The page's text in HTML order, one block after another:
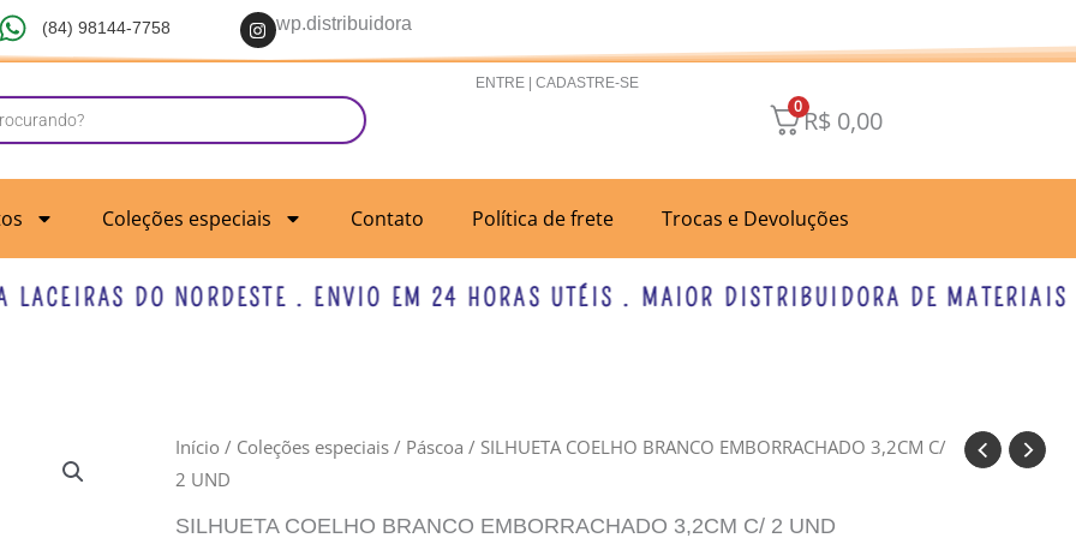
(84) 98144-7758 I
n
s
a
a
wp.distribuidora
ENTRE | CADASTRE-SE
0R$ 0,00
Coleções especiais Contato Política de frete Trocas e Devoluções
DO NORDESTE . ENVIO EM 24 HORAS UTÉIS . MAIOR DISTRIBUIDORA DE MATERIAIS
Início / Coleções especiais / Páscoa / SILHUETA COELHO BRANCO EMBORRACHADO 3,2CM C/
2 UND
SILHUETA COELHO BRANCO EMBORRACHADO 3,2CM C/ 2 UND